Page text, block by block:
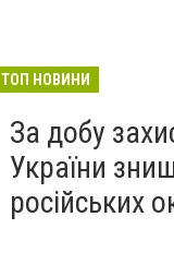
ТОП НОВИНИ
За добу
України
російських